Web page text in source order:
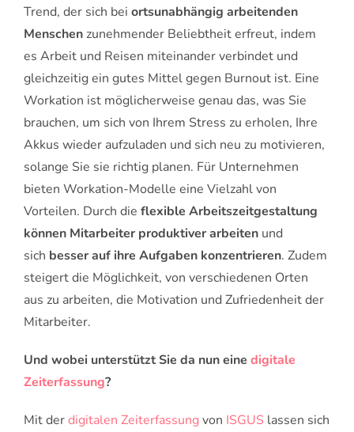
Trend, der sich bei ortsunabhängig arbeitenden
Menschen zunehmender Beliebtheit erfreut, indem
es Arbeit und Reisen miteinander verbindet und
gleichzeitig ein gutes Mittel gegen Burnout ist. Eine
Workation ist möglicherweise genau das, was Sie
brauchen, um sich von Ihrem Stress zu erholen, Ihre
Akkus wieder aufzuladen und sich neu zu motivieren,
solange Sie sie richtig planen. Für Unternehmen
bieten Workation-Modelle eine Vielzahl von
Vorteilen. Durch die flexible Arbeitszeitgestaltung
können Mitarbeiter produktiver arbeiten und
sich besser auf ihre Aufgaben konzentrieren. Zudem
steigert die Möglichkeit, von verschiedenen Orten
aus zu arbeiten, die Motivation und Zufriedenheit der
Mitarbeiter.
Und wobei unterstützt Sie da nun eine digitale
Zeiterfassung?
Mit derdigitalen Zeiterfassungvon ISGUS lassen sich